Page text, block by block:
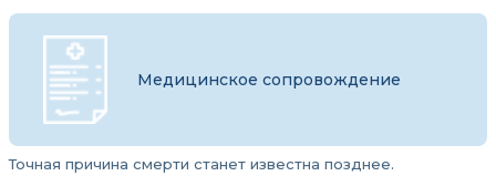
Медицинское сопровождение
Точная причина смерти станет известна позднее.